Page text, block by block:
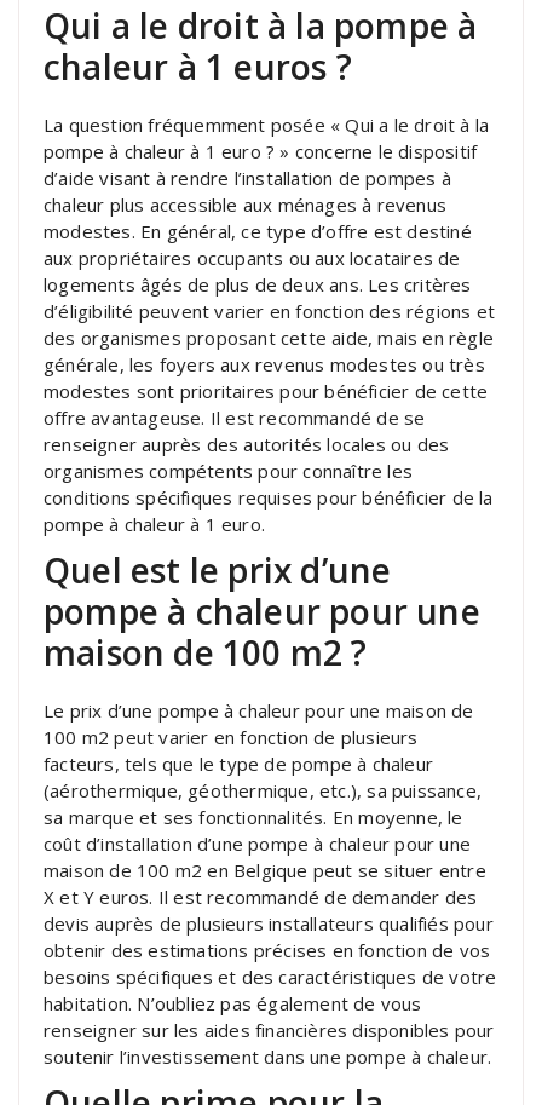
Qui a le droit à la pompe à
chaleur à 1 euros ?
La question fréquemment posée « Qui a le droit à la
pompe à chaleur à 1 euro ? » concerne le dispositif
d’aide visant à rendre l’installation de pompes à
chaleur plus accessible aux ménages à revenus
modestes. En général, ce type d’offre est destiné
aux propriétaires occupants ou aux locataires de
logements âgés de plus de deux ans. Les critères
d’éligibilité peuvent varier en fonction des régions et
des organismes proposant cette aide, mais en règle
générale, les foyers aux revenus modestes ou très
modestes sont prioritaires pour bénéficier de cette
offre avantageuse. Il est recommandé de se
renseigner auprès des autorités locales ou des
organismes compétents pour connaître les
conditions spécifiques requises pour bénéficier de la
pompe à chaleur à 1 euro.
Quel est le prix d’une
pompe à chaleur pour une
maison de 100 m2 ?
Le prix d’une pompe à chaleur pour une maison de
100 m2 peut varier en fonction de plusieurs
facteurs, tels que le type de pompe à chaleur
(aérothermique, géothermique, etc.), sa puissance,
sa marque et ses fonctionnalités. En moyenne, le
coût d’installation d’une pompe à chaleur pour une
maison de 100 m2 en Belgique peut se situer entre
X et Y euros. Il est recommandé de demander des
devis auprès de plusieurs installateurs qualifiés pour
obtenir des estimations précises en fonction de vos
besoins spécifiques et des caractéristiques de votre
habitation. N’oubliez pas également de vous
renseigner sur les aides financières disponibles pour
soutenir l’investissement dans une pompe à chaleur.